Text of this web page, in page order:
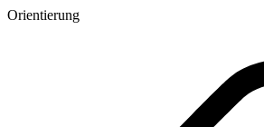
Orientierung